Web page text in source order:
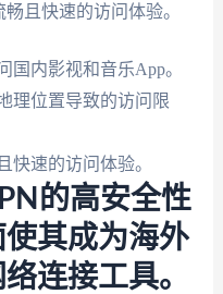
且快速的访问体验。
国内影视和音乐App。
理位置导致的访问限
快速的访问体验。
的高安全性
其成为海外
连接工具。